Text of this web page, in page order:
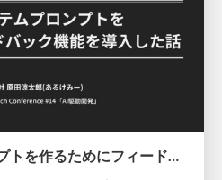
最高のシステムプロンプトを作るためにフィードバック機能を導入した話